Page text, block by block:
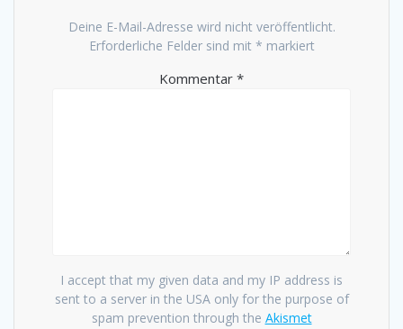
Deine E-Mail-Adresse wird nicht veröffentlicht.
Erforderliche Felder sind mit * markiert
Kommentar *
I accept that my given data and my IP address is
sent to a server in the USA only for the purpose of
spam prevention through the Akismet